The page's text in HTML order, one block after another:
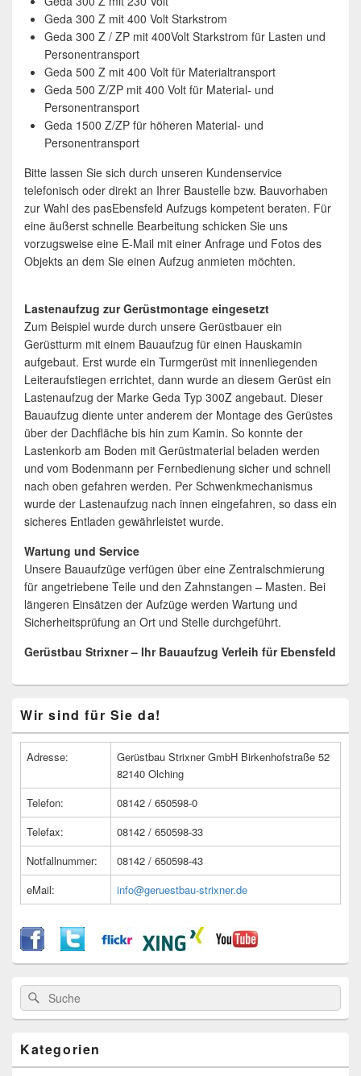
Geda 300 Z mit 400 Volt Starkstrom
Geda 300 Z / ZP mit 400Volt Starkstrom für Lasten und
Personentransport
Geda 500 Z mit 400 Volt für Materialtransport
Geda 500 Z/ZP mit 400 Volt für Material- und
Personentransport
Geda 1500 Z/ZP für höheren Material- und
Personentransport
Bitte lassen Sie sich durch unseren Kundenservice
telefonisch oder direkt an Ihrer Baustelle bzw. Bauvorhaben
zur Wahl des pasEbensfeld Aufzugs kompetent beraten. Für
eine äußerst schnelle Bearbeitung schicken Sie uns
vorzugsweise eine E-Mail mit einer Anfrage und Fotos des
Objekts an dem Sie einen Aufzug anmieten möchten.
Lastenaufzug zur Gerüstmontage eingesetzt
Zum Beispiel wurde durch unsere Gerüstbauer ein
Gerüstturm mit einem Bauaufzug für einen Hauskamin
aufgebaut. Erst wurde ein Turmgerüst mit innenliegenden
Leiteraufstiegen errichtet, dann wurde an diesem Gerüst ein
Lastenaufzug der Marke Geda Typ 300Z angebaut. Dieser
Bauaufzug diente unter anderem der Montage des Gerüstes
über der Dachfläche bis hin zum Kamin. So konnte der
Lastenkorb am Boden mit Gerüstmaterial beladen werden
und vom Bodenmann per Fernbedienung sicher und schnell
nach oben gefahren werden. Per Schwenkmechanismus
wurde der Lastenaufzug nach innen eingefahren, so dass ein
sicheres Entladen gewährleistet wurde.
Wartung und Service
Unsere Bauaufzüge verfügen über eine Zentralschmierung
für angetriebene Teile und den Zahnstangen – Masten. Bei
längeren Einsätzen der Aufzüge werden Wartung und
Sicherheitsprüfung an Ort und Stelle durchgeführt.
Gerüstbau Strixner – Ihr Bauaufzug Verleih für Ebensfeld
Seitenleisten
Widget-
Wir sind für Sie da!
Adresse:
Gerüstbau Strixner GmbH Birkenhofstraße 52
82140 Olching
Telefon:
08142 / 650598-0
Telefax:
08142 / 650598-33
Notfallnummer:
08142 / 650598-43
eMail:
info@geruestbau-strixner.de
Suche
nach:
Suche
Kategorien